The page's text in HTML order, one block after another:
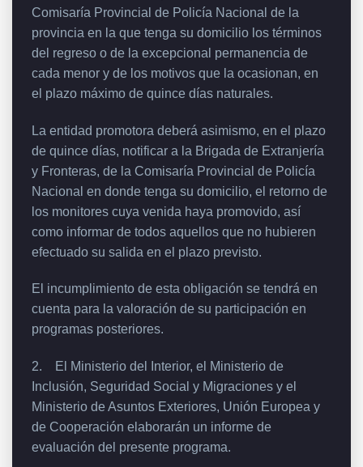
Comisaría Provincial de Policía Nacional de la
provincia en la que tenga su domicilio los términos
del regreso o de la excepcional permanencia de
cada menor y de los motivos que la ocasionan, en
el plazo máximo de quince días naturales.
La entidad promotora deberá asimismo, en el plazo
de quince días, notificar a la Brigada de Extranjería
y Fronteras, de la Comisaría Provincial de Policía
Nacional en donde tenga su domicilio, el retorno de
los monitores cuya venida haya promovido, así
como informar de todos aquellos que no hubieren
efectuado su salida en el plazo previsto.
El incumplimiento de esta obligación se tendrá en
cuenta para la valoración de su participación en
programas posteriores.
2. El Ministerio del Interior, el Ministerio de
Inclusión, Seguridad Social y Migraciones y el
Ministerio de Asuntos Exteriores, Unión Europea y
de Cooperación elaborarán un informe de
evaluación del presente programa.